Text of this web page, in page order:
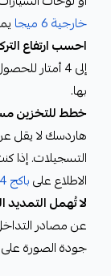
خارجية 6 ميجا
احسب ارتفاع
إلى 4 أمتار
بها.
خطط للتخزين
التسجيلات. إذا
الاطلاع علىباكج 4 كاميرات خارجية 8 ميجا
لا تُهمل
عن مصادر
جودة الصورة